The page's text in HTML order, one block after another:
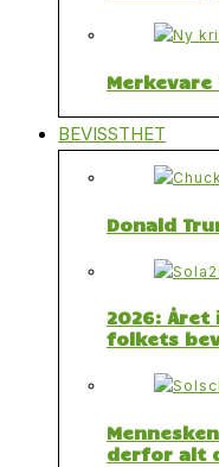
BEVISSTHET
Donald
2026:
folkets
derfor alt